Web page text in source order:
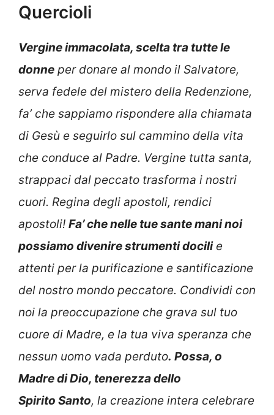
Quercioli
Vergine immacolata, scelta tra tutte le
donne per donare al mondo il Salvatore,
serva fedele del mistero della Redenzione,
fa’ che sappiamo rispondere alla chiamata
di Gesù e seguirlo sul cammino della vita
che conduce al Padre. Vergine tutta santa,
strappaci dal peccato trasforma i nostri
cuori. Regina degli apostoli, rendici
apostoli! Fa’ che nelle tue sante mani noi
possiamo divenire strumenti docilie
attenti per la purificazione e santificazione
del nostro mondo peccatore. Condividi con
noi la preoccupazione che grava sul tuo
cuore di Madre, e la tua viva speranza che
nessun uomo vada perduto. Possa, o
Madre di Dio, tenerezza dello
Spirito Santo, la creazione intera celebrare